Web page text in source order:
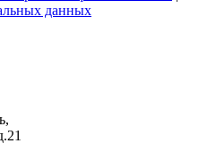
данных